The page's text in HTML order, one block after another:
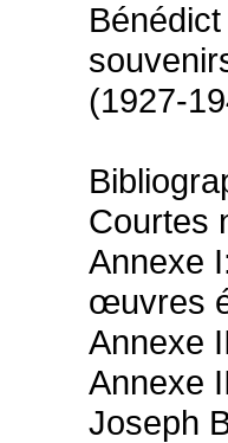
(1927-
Courtes
Annexe
œuvres
Annexe
Annexe
Joseph